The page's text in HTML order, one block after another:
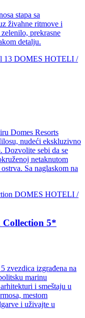
stapa sa
živahne ritmove i
prekrasne
detalju.
DOMES HOTELI /
Domes Resorts
nudeći ekskluzivno
Dozvolite sebi da se
netaknutom
Sa naglaskom na
DOMES HOTELI /
Collection 5*
zvezdica izgrađena na
marinu
i smeštaju u
mestom
i uživajte u